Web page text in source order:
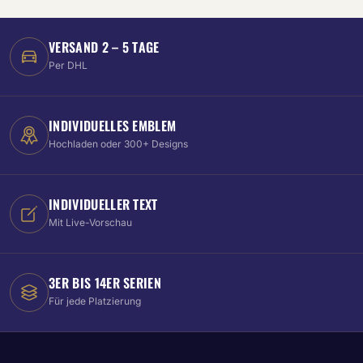
VERSAND 2 – 5 TAGE
Per DHL
INDIVIDUELLES EMBLEM
Hochladen oder 300+ Designs
INDIVIDUELLER TEXT
Mit Live-Vorschau
3ER BIS 14ER SERIEN
Für jede Platzierung